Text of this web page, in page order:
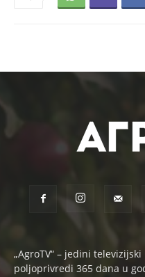
„AgroTV“ – jedini
poljoprivredi 365 dana u